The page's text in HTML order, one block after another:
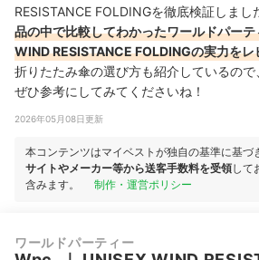
RESISTANCE FOLDINGを徹底検証しまし
品の中で比較してわかったワールドパー
WIND RESISTANCE FOLDINGの実力をレ
折りたたみ傘の選び方も紹介しているの
ぜひ参考にしてみてくださいね！
2026年05月08日更新
本コンテンツはマイベストが独自の基準に基づ
サイトやメーカー等から送客手数料を受領して
含みます。
制作・運営ポリシー
ワールドパーティー